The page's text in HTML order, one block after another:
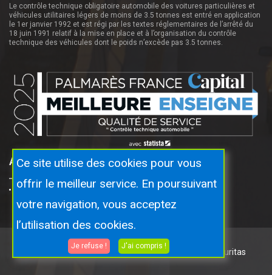
Le contrôle technique obligatoire automobile des voitures particulières et
véhicules utilitaires légers de moins de 3.5 tonnes est entré en application
le 1er janvier 1992 et est régi par les textes réglementaires de l’arrêté du
18 juin 1991 relatif à la mise en place et à l’organisation du contrôle
technique des véhicules dont le poids n’excède pas 3.5 tonnes.
Autosecuritas Proche De Vous
Copyright © 2026 Tous droits réservés. Par Autosecuritas
Ce site utilise des cookies pour vous
offrir le meilleur service. En poursuivant
votre navigation, vous acceptez
l’utilisation des cookies.
Je refuse ! J'ai compris !